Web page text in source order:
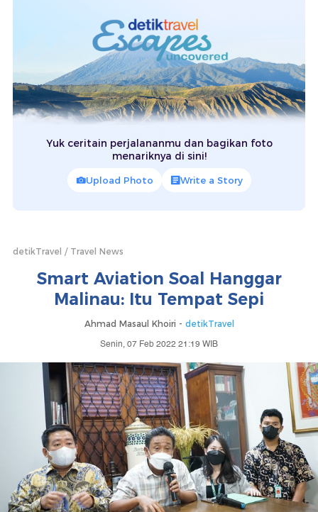
Yuk ceritain perjalananmu dan bagikan foto
menariknya di sini!
Upload Photo Write a Story
detikTravel Travel News
Smart Aviation Soal Hanggar
Malinau: Itu Tempat Sepi
Ahmad Masaul Khoiri - detikTravel
Senin, 07 Feb 2022 21:19 WIB